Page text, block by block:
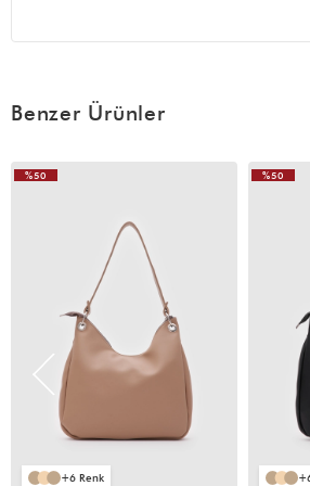
Benzer Ürünler
6
%50
%50